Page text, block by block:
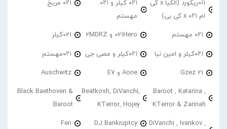
۰۱۱ریکورد (الکیا x کی
ام ۰۲۱ x کی بی)
۰۲۱ کیلر و ۰۲۱
مهستم
۰۲۱ مریخ
۰۲۱ مهستم 021Hero و 2MDRZ 021کیلر
۰۲۱کیلر و امین نیا ۰۲۱کیلر و مصی جی ۰۲۱مهستم
21 Gzez Aone و E7 Auschwitz
Baroot , Katarina ,
KTerror & Zarinah
Beatkosh, DiVanchi,
KTerror, Hojey
Black Baethoven &
Baroot
DiVanchi , Ivankov ,
DJ Bankruptcy
Fen